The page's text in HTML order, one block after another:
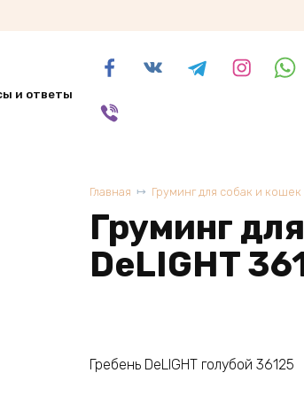
и ответы
Главная Груминг для собак и кошек
Груминг
DeLIGHT
Гребень DeLIGHT голубой 36125